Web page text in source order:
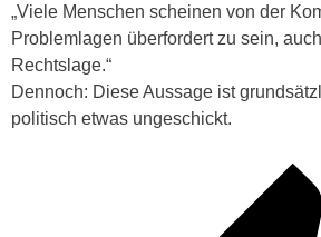
„Viele Menschen scheinen von der
Problemlagen überfordert zu sein,
Rechtslage.“
Dennoch: Diese Aussage ist
politisch etwas ungeschickt.